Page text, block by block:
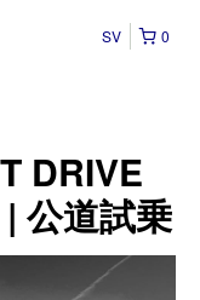
0
SV
DRIVE
公道試乗